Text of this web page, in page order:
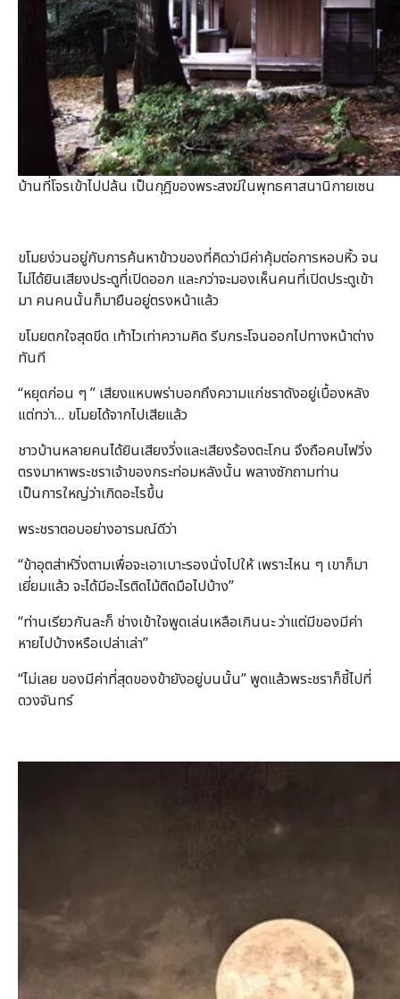
บ้านที่โจรเข้าไปปล้น เป็นกุฎิของพระสงฆ์ในพุทธศาสนานิกายเซน
ขโมยง่วนอยู่กับการค้นหาข้าวของที่คิดว่ามีค่าคุ้มต่อการหอบหิ้ว จน
ไม่ได้ยินเสียงประตูที่เปิดออก และกว่าจะมองเห็นคนที่เปิดประตูเข้า
มา คนคนนั้นก็มายืนอยู่ตรงหน้าแล้ว
ขโมยตกใจสุดขีด เท้าไวเท่าความคิด รีบกระโจนออกไปทางหน้าต่าง
ทันที
“หยุดก่อน ๆ ” เสียงแหบพร่าบอกถึงความแก่ชราดังอยู่เบื้องหลัง
แต่ทว่า… ขโมยได้จากไปเสียแล้ว
ชาวบ้านหลายคนได้ยินเสียงวิ่งและเสียงร้องตะโกน จึงถือคบไฟวิ่ง
ตรงมาหาพระชราเจ้าของกระท่อมหลังนั้น พลางซักถามท่าน
เป็นการใหญ่ว่าเกิดอะไรขึ้น
พระชราตอบอย่างอารมณ์ดีว่า
“ข้าอุตส่าห์วิ่งตามเพื่อจะเอาเบาะรองนั่งไปให้ เพราะไหน ๆ เขาก็มา
เยี่ยมแล้ว จะได้มีอะไรติดไม้ติดมือไปบ้าง”
“ท่านเรียวกันละก็ ช่างเข้าใจพูดเล่นเหลือเกินนะ ว่าแต่มีของมีค่า
หายไปบ้างหรือเปล่าเล่า”
“ไม่เลย ของมีค่าที่สุดของข้ายังอยู่บนนั้น” พูดแล้วพระชราก็ชี้ไปที่
ดวงจันทร์